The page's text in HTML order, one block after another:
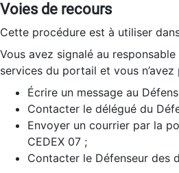
Voies de recours
Cette procédure est à utiliser
Vous avez signalé au
services du portail et vous
Écrire un message au
Contacter le délégué du
Envoyer un courrier par la
CEDEX 07 ;
Contacter le Défenseur des